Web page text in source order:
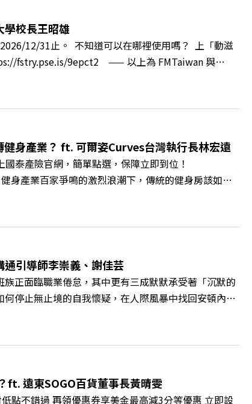
自我。 🔺 職場衝突與霸凌從何而來？🔺 如何用「冰
面對AI時代的職涯焦慮，如何把自我價值打分權拿回
歡慶遠見40歲生日！手速搶下破天荒的獨
A4ELQpIG：https://bit.ly/3AjBWNVYT：
校長王昭雄
12/31止。 不知道可以在哪裡使用嗎？ 上「動滋
fstry.pse.is/9epct2 —— 以上為 FMTaiwan 與
職學校該如何轉型突圍？ 本集《遠見ON AIR》邀請
的技職教育新典範！ 🔺如何從「傳統私校」轉型為
專班」！驚豔科技界的國際精準育才 🔺一舉拿下4大
興 與談人／樹德科技大學校長 王昭雄 +++++ 🎂歡
遠見》更多的社群： LINE：
by Firstory Hosting
身產業？ ft. 可爾姿Curves台灣執行長林宏遠
泰產險官網，簡單點選，保障立即到位！
產業百家爭鳴的激烈浪潮下，傳統的健身房該如何
姿如何打造出兼顧健康生活與女力創業的健身新契
「女性專屬、零壓力」空間？ 🔺對抗肌少症、預防
微型創業平台」 主持人／遠見雜誌副社長兼遠見智
順手理清生活的雜亂。 點開看質感養成術>>
IG：https://bit.ly/3AjBWNV YT：
引導師李崇義、謝佳芸
正面臨職業倦怠，其中更有三成默默承受著「沉默的
停止無止境的自我懷疑，在人際風暴中找回安頓內心
李崇義與謝佳芸，教你如何看穿職場底層的應對姿
來決定？ 🔺你或你的同事，正在用哪種「不一致」
誌總編輯 林讓均 與談人／薩提爾模式溝通引導師、作
術>> https://gvmkt.pse.is/9al3px ✨關注《遠見》更
38jNi9k Powered by Firstory Hosting
ft. 遠東SOGO百貨董事長黃晴雯
點不錯過 再領優惠券享美金最高減3分等優惠 立即設